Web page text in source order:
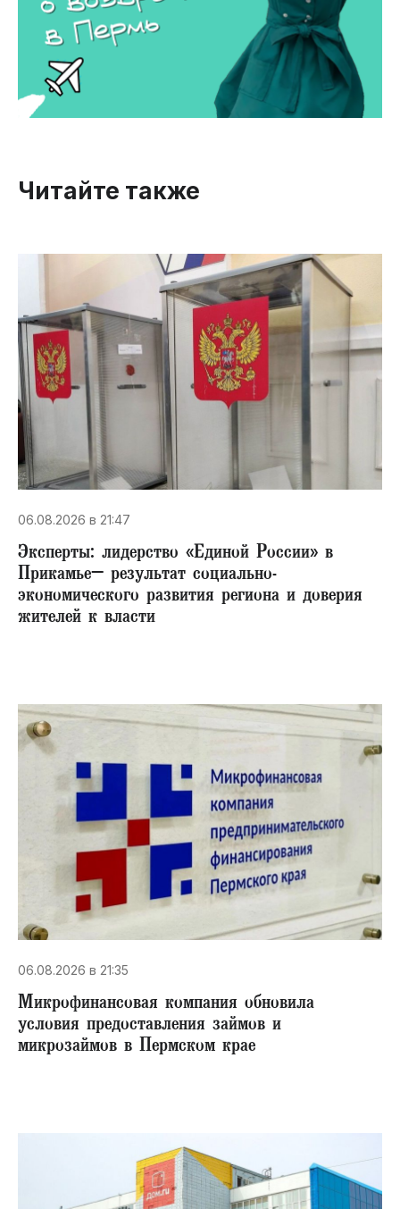
Читайте также
06.08.2026 в 21:47
Эксперты: лидерство «Единой России» в
Прикамье– результат социально-
экономического развития региона и доверия
жителей к власти
06.08.2026 в 21:35
Микрофинансовая компания обновила
условия предоставления займов и
микрозаймов в Пермском крае